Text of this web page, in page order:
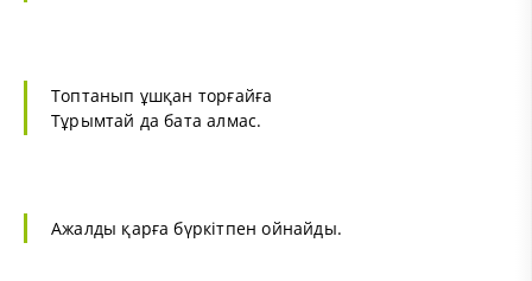
Топтанып ұшқан торғайға
Тұрымтай да бата алмас.
Ажалды қарға бүркітпен ойнайды.